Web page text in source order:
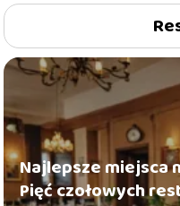
Najlepsze miejsca
Pięć czołowych